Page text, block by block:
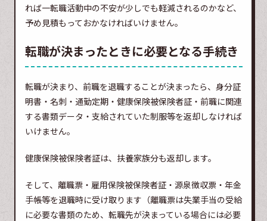
れば一転職活動中の不安が少しでも軽減されるのかなど、
予め見積もっておかなければいけません。
転職が決まったときに必要となる手続き
転職が決まり、前職を退職することが決まったら、身分証
明書・名刺・通勤定期・健康保険被保険者証・前職に関連
する書類データ・支給されていた制服等を返却しなければ
いけません。
健康保険被保険者証は、扶養家族分も返却します。
そして、離職票・雇用保険被保険者証・源泉徴収票・年金
手帳等を退職時に受け取ります（離職票は失業手当の受給
に必要な書類のため、転職先が決まっている場合には必要